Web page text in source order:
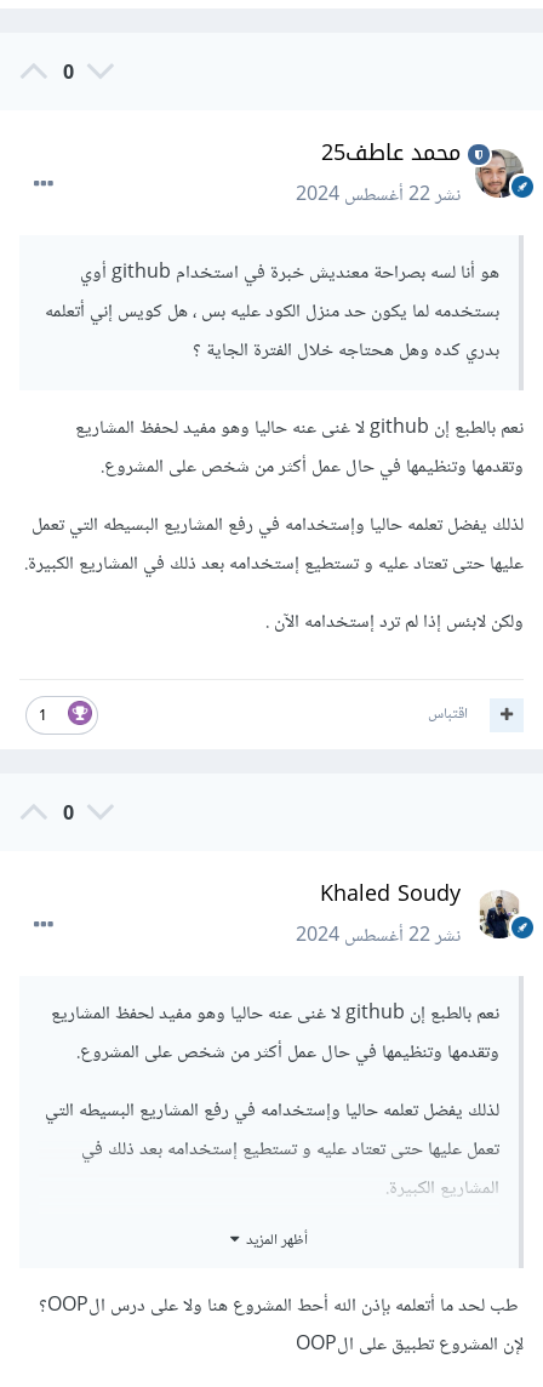
0
محمد عاطف25
نشر22 أغسطس 2024
هو أنا لسه بصراحة معنديش خبرة في استخدام github أوي
بستخدمه لما يكون حد منزل الكود عليه بس ، هل كويس إني أتعلمه
بدري كده وهل هحتاجه خلال الفترة الجاية ؟
نعم بالطبع إن github لا غنى عنه حاليا وهو مفيد لحفظ المشاريع
وتقدمها وتنظيمها في حال عمل أكثر من شخص على المشروع.
لذلك يفضل تعلمه حاليا وإستخدامه في رفع المشاريع البسيطه التي تعمل
عليها حتى تعتاد عليه و تستطيع إستخدامه بعد ذلك في المشاريع الكبيرة.
ولكن لابئس إذا لم ترد إستخدامه الآن .
1 اقتباس
0
Khaled Soudy
نشر22 أغسطس 2024
نعم بالطبع إن github لا غنى عنه حاليا وهو مفيد لحفظ المشاريع
وتقدمها وتنظيمها في حال عمل أكثر من شخص على المشروع.
لذلك يفضل تعلمه حاليا وإستخدامه في رفع المشاريع البسيطه التي
تعمل عليها حتى تعتاد عليه و تستطيع إستخدامه بعد ذلك في
المشاريع الكبيرة.
ولكن لابئس إذا لم ترد إستخدامه الآن .
أظهر المزيد
طب لحد ما أتعلمه بإذن الله أحط المشروع هنا ولا على درس الOOP؟
لإن المشروع تطبيق على الOOP